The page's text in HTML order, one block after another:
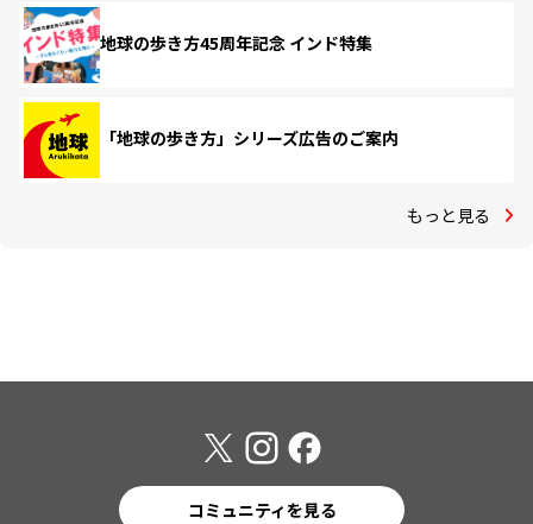
地球の歩き方45周年記念 インド特集
「地球の歩き方」シリーズ広告のご案内
もっと見る
コミュニティを見る